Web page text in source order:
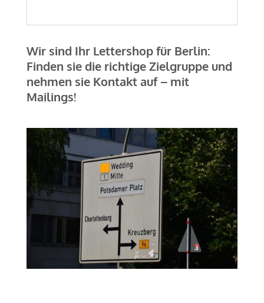
Wir sind Ihr Lettershop für Berlin:
Finden sie die richtige Zielgruppe und
nehmen sie Kontakt auf – mit
Mailings!